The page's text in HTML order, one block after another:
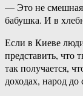
— Это не смешная
бабушка. И в
Если в Киеве
представить, что
так получается,
доходах, народ